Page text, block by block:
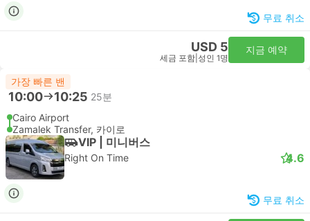
무료 취소
USD 5
세금 포함 성인 1명
지금 예약
가장 빠른 밴
10:00 10:25 25분
Cairo Airport
Zamalek Transfer, 카이로
VIP | 미니버스
Right On Time 4.6
무료 취소